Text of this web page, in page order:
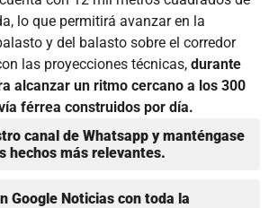
lo que permitirá avanzar en la
y del balasto sobre el corredor
las proyecciones técnicas, durante
alcanzar un ritmo cercano a los 300
férrea construidos por día.
canal de Whatsapp y manténgase
hechos más relevantes.
Google Noticias con toda la